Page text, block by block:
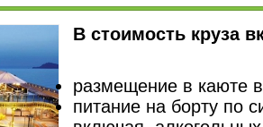
В стоимость круза
размещение в каюте
питание на борту по